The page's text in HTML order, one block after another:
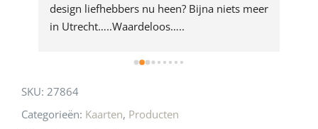
design liefhebbers nu heen? Bijna niets meer
in Utrecht…..Waardeloos…..
SKU: 27864
Categorieën: Kaarten, Producten